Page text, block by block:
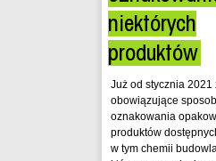
niektórych
produktów
Już od stycznia 2021
obowiązujące
oznakowania
produktów
w tym chemii